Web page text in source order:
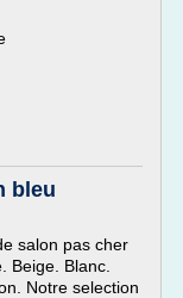
bleu
salon pas cher
Beige. Blanc.
Notre selection